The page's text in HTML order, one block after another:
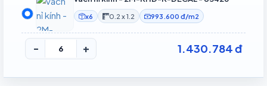
x6 0.2 x 1.2 993.600 đ/m2
- + 1.430.784 đ